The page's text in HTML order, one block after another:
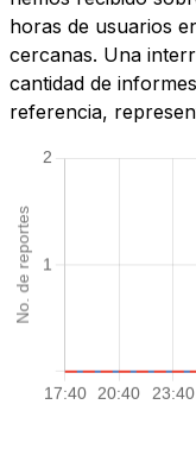
horas de usuarios
cercanas. Una
cantidad de
referencia,